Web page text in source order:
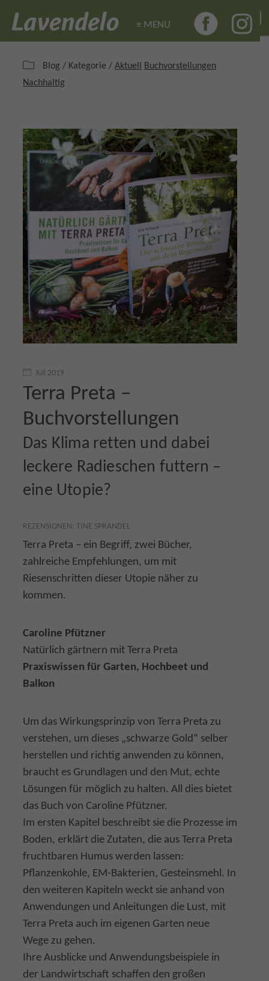
≡ MENU
≡ MENU
Blog / Kategorie / Aktuell
Buchvorstellungen
Nachhaltig
Juli 2019
Terra Preta –
Buchvorstellungen
Das Klima retten und dabei
leckere Radieschen futtern –
eine Utopie?
REZENSIONEN: TINE SPRANDEL
Terra Preta – ein Begriff, zwei Bücher,
zahlreiche Empfehlungen, um mit
Riesenschritten dieser Utopie näher zu
kommen.
Caroline Pfützner
Natürlich gärtnern mit Terra Preta
Praxiswissen für Garten, Hochbeet und
Balkon
Um das Wirkungsprinzip von Terra Preta zu
verstehen, um dieses „schwarze Gold“ selber
herstellen und richtig anwenden zu können,
braucht es Grundlagen und den Mut, echte
Lösungen für möglich zu halten. All dies bietet
das Buch von Caroline Pfützner.
Im ersten Kapitel beschreibt sie die Prozesse im
Boden, erklärt die Zutaten, die aus Terra Preta
fruchtbaren Humus werden lassen:
Pflanzenkohle, EM-Bakterien, Gesteinsmehl. In
den weiteren Kapiteln weckt sie anhand von
Anwendungen und Anleitungen die Lust, mit
Terra Preta auch im eigenen Garten neue
Wege zu gehen.
Ihre Ausblicke und Anwendungsbeispiele in
der Landwirtschaft schaffen den großen